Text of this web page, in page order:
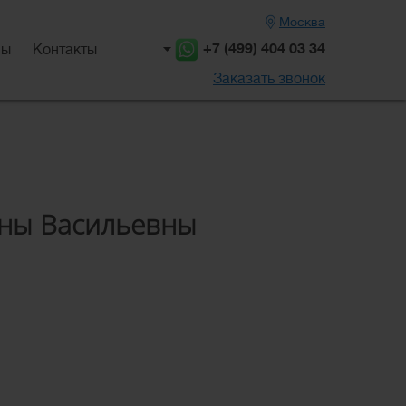
Контакты
Москва
+7 (499) 404 03 34
Заказать звонок
Васильевны